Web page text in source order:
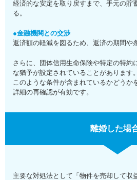
経済的な安定を取り戻すまで、手元の貯
る。
●金融機関との交渉
返済額の軽減を図るため、返済の期間や
さらに、団体信用生命保険や特定の特約
な猶予が設定されていることがあります。
このような条件が含まれているかどうか
詳細の再確認が有効です。
離婚した場
主要な対処法として「物件を売却して収